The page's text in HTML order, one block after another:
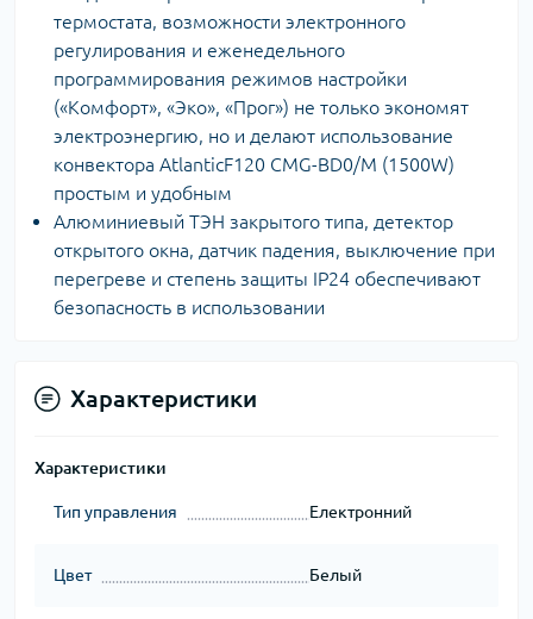
термостата, возможности электронного
регулирования и еженедельного
программирования режимов настройки
(«Комфорт», «Эко», «Прог») не только экономят
электроэнергию, но и делают использование
конвектора AtlanticF120 CMG-BD0/M (1500W)
простым и удобным
Алюминиевый ТЭН закрытого типа, детектор
открытого окна, датчик падения, выключение при
перегреве и степень защиты IP24 обеспечивают
безопасность в использовании
Характеристики
Характеристики
Тип управления Електронний
Цвет Белый